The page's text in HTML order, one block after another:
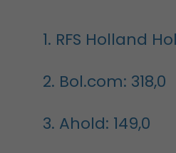
1. RFS Holland
2. Bol.com: 318,0
3. Ahold: 149,0